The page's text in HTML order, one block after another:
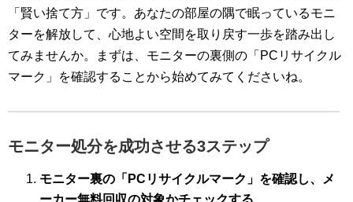
「賢い捨て方」です。あなたの部屋の隅で眠っているモニ
ターを解放して、心地よい空間を取り戻す一歩を踏み出し
てみませんか。まずは、モニターの裏側の「PCリサイクル
マーク」を確認することから始めてみてくださいね。
モニター処分を成功させる3ステップ
モニター裏の「PCリサイクルマーク」を確認し、メ